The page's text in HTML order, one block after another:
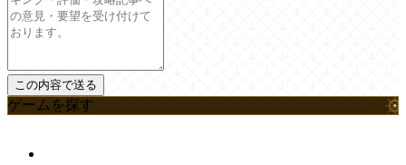
ゲームを探す